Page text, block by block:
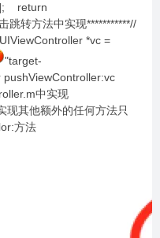
return
跳转方法中实现***********//
*vc =
"target-
中实现
现其他额外的任何方法只
方法